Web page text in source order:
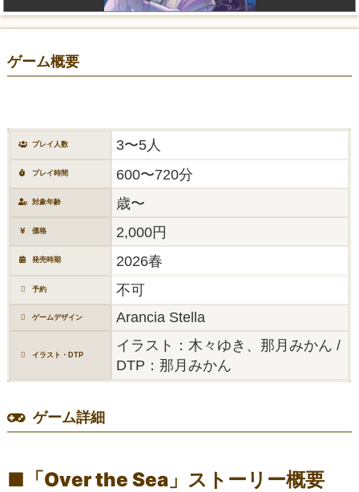
ゲーム概要
プレイ人数 3〜5人
プレイ時間 600〜720分
対象年齢 歳〜
価格 2,000円
発売時期 2026春
予約 不可
ゲームデザイン Arancia Stella
イラスト・DTP
イラスト：木々ゆき、那月みかん /
DTP：那月みかん
ゲーム詳細
■「Over the Sea」ストーリー概要